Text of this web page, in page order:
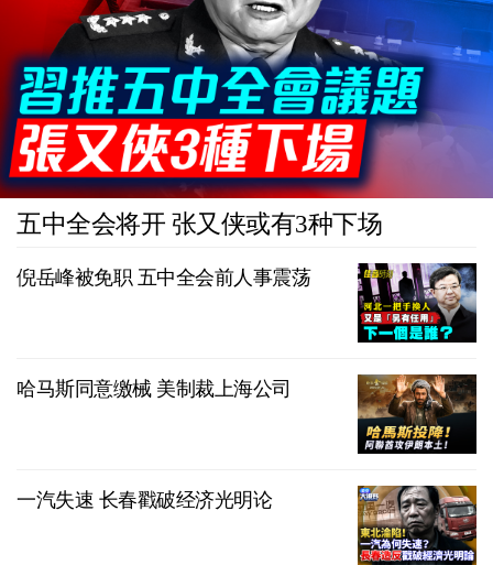
五中全会将开 张又侠或有3种下场
倪岳峰被免职 五中全会前人事震荡
哈马斯同意缴械 美制裁上海公司
一汽失速 长春戳破经济光明论